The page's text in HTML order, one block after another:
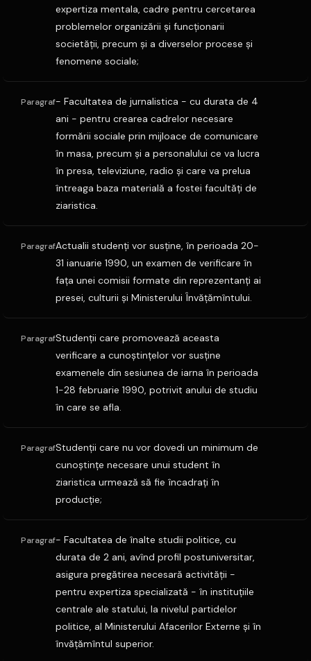
expertiza mentala, cadre pentru cercetarea
problemelor organizării şi funcţionarii
societăţii, precum şi a diverselor procese şi
fenomene sociale;
Paragraf- Facultatea de jurnalistica - cu durata de 4
ani - pentru crearea cadrelor necesare
formării sociale prin mijloace de comunicare
în masa, precum şi a personalului ce va lucra
în presa, televiziune, radio şi care va prelua
întreaga baza materială a fostei facultăţi de
ziaristica.
ParagrafActualii studenţi vor susţine, în perioada 20-
31 ianuarie 1990, un examen de verificare în
faţa unei comisii formate din reprezentanţi ai
presei, culturii şi Ministerului Învăţămîntului.
ParagrafStudenţii care promovează aceasta
verificare a cunoştinţelor vor susţine
examenele din sesiunea de iarna în perioada
1-28 februarie 1990, potrivit anului de studiu
în care se afla.
ParagrafStudenţii care nu vor dovedi un minimum de
cunoştinţe necesare unui student în
ziaristica urmează să fie încadraţi în
producţie;
Paragraf- Facultatea de înalte studii politice, cu
durata de 2 ani, avînd profil postuniversitar,
asigura pregătirea necesară activităţii -
pentru expertiza specializată - în instituţiile
centrale ale statului, la nivelul partidelor
politice, al Ministerului Afacerilor Externe şi în
învăţămîntul superior.